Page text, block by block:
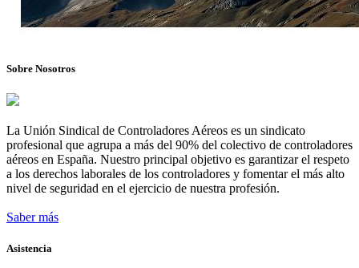
Sobre Nosotros
La Unión Sindical de Controladores Aéreos es un sindicato
profesional que agrupa a más del 90% del colectivo de controladores
aéreos en España. Nuestro principal objetivo es garantizar el respeto
a los derechos laborales de los controladores y fomentar el más alto
nivel de seguridad en el ejercicio de nuestra profesión.
Saber más
Asistencia